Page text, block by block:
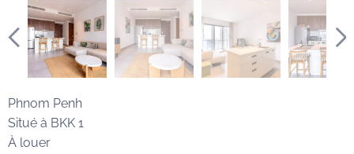
Phnom Penh
Situé à BKK 1
À louer